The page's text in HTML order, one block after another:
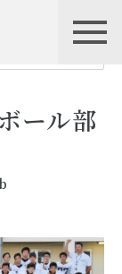
中学アメリカンフット
ール部